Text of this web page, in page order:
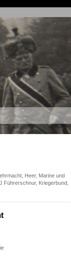
Heer, Marine und
Führerschnur, Kriegerbund,